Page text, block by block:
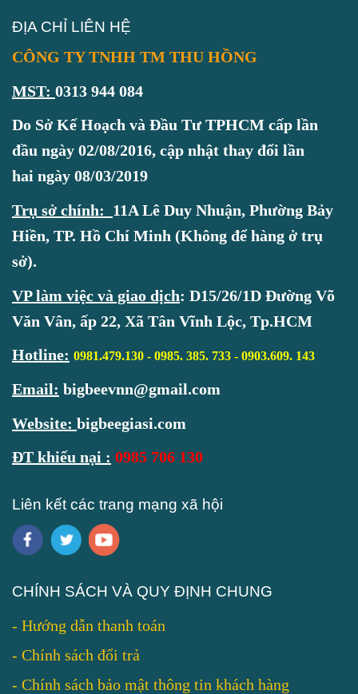
ĐỊA CHỈ LIÊN HỆ
CÔNG TY TNHH TM THU HỒNG
MST: 0313 944 084
Do Sở Kế Hoạch và Đầu Tư TPHCM cấp lần
đầu ngày 02/08/2016, cập nhật thay đổi lần
hai ngày 08/03/2019
Trụ sở chính: 11A Lê Duy Nhuận, Phường Bảy
Hiền, TP. Hồ Chí Minh (Không để hàng ở trụ
sở).
VP làm việc và giao dịch: D15/26/1D Đường Võ
Văn Vân, ấp 22, Xã Tân Vĩnh Lộc, Tp.HCM
Hotline: 0981.479.130 - 0985. 385. 733 - 0903.609. 143
Email: bigbeevnn@gmail.com
Website: bigbeegiasi.com
ĐT khiếu nại : 0985 706 130
Liên kết các trang mạng xã hội
CHÍNH SÁCH VÀ QUY ĐỊNH CHUNG
- Hướng dẫn thanh toán
- Chính sách đổi trả
- Chính sách bảo mật thông tin khách hàng